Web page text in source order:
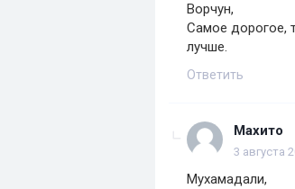
Ворчун,
Самое дорогое,
лучше.
Ответить
Махито
3 августа
Мухамадали,